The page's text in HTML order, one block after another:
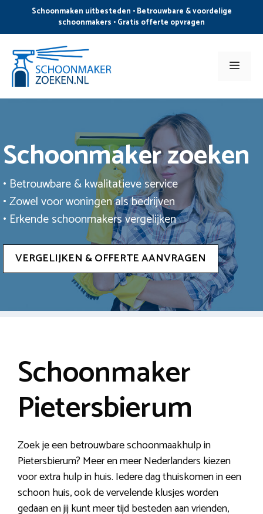
de
inhoud
Schoonmaken uitbesteden • Betrouwbare & voordelige
schoonmakers • Gratis offerte opvragen
Menu
Schoonmaker zoeken
• Betrouwbare & kwalitatieve service
• Zowel voor woningen als bedrijven
• Erkende schoonmakers vergelijken
VERGELIJKEN & OFFERTE AANVRAGEN
Schoonmaker
Pietersbierum
Zoek je een betrouwbare schoonmaakhulp in
Pietersbierum? Meer en meer Nederlanders kiezen
voor extra hulp in huis. Iedere dag thuiskomen in een
schoon huis, ook de vervelende klusjes worden
gedaan en jij kunt meer tijd besteden aan vrienden,